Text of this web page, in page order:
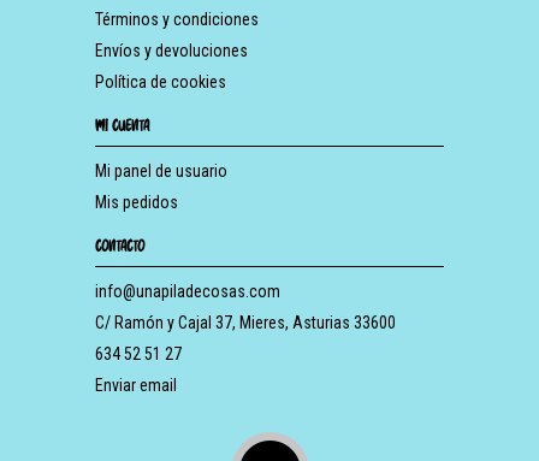
Términos y condiciones
Envíos y devoluciones
Política de cookies
MI CUENTA
Mi panel de usuario
Mis pedidos
CONTACTO
info@unapiladecosas.com
C/ Ramón y Cajal 37, Mieres, Asturias 33600
634 52 51 27
Enviar email